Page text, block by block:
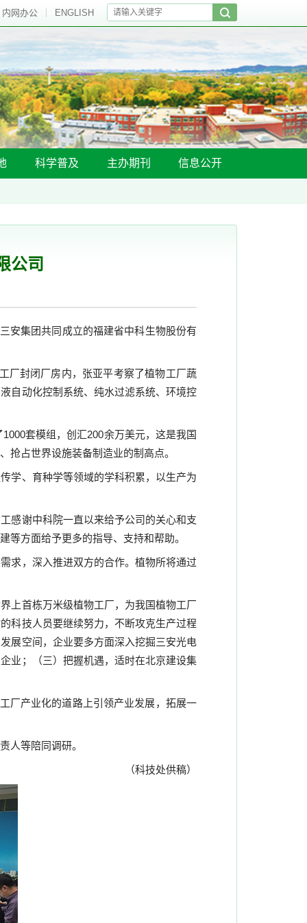
内网办公 ENGLISH
科学普及 主办期刊 信息公开
公司
安集团共同成立的福建省中科生物股份有
厂封闭厂房内，张亚平考察了植物工厂蔬
自动化控制系统、纯水过滤系统、环境控
1000套模组，创汇200余万美元，这是我国
抢占世界设施装备制造业的制高点。
学、育种学等领域的学科积累，以生产为
感谢中科院一直以来给予公司的关心和支
方面给予更多的指导、支持和帮助。
求，深入推进双方的合作。植物所将通过
上首栋万米级植物工厂，为我国植物工厂
科技人员要继续努力，不断攻克生产过程
展空间，企业要多方面深入挖掘三安光电
业；（三）把握机遇，适时在北京建设集
厂产业化的道路上引领产业发展，拓展一
人等陪同调研。
（科技处供稿）